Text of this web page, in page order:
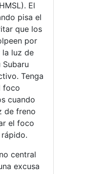
El
pisa el
que los
por
la luz de
Tenga
foco
cuando
de freno
el foco
central
excusa